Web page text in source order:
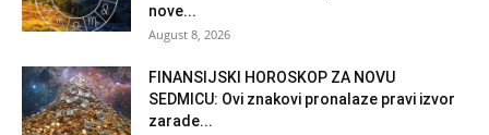
nove...
August 8, 2026
FINANSIJSKI HOROSKOP ZA NOVU
SEDMICU: Ovi znakovi pronalaze pravi izvor
zarade...